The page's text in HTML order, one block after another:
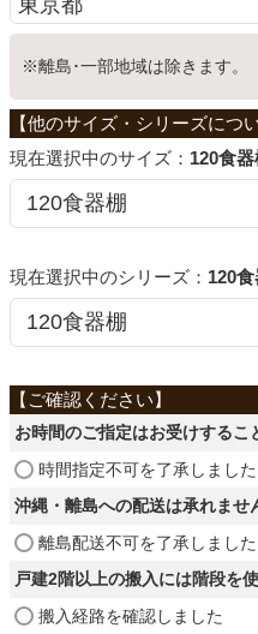
ホームオフィス
こたつ
寝具
カーテン
ラグ
※離島･一部地域は除きます。
サイズ： 120食器
シリーズ： 120食
お時間のご指定はお受けするこ
時間指定不可を了承しました
沖縄・離島への配送は承れませ
離島配送不可を了承しました
戸建2階以上の搬入には階段を
搬入経路を確認しました